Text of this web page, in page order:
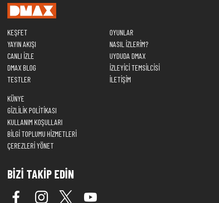
KEŞFET
YAYIN AKIŞI
CANLI İZLE
DMAX BLOG
TESTLER
OYUNLAR
NASIL İZLERİM?
UYDUDA DMAX
İZLEYİCİ TEMSİLCİSİ
İLETİŞİM
KÜNYE
GİZLİLİK POLİTİKASI
KULLANIM KOŞULLARI
BİLGİ TOPLUMU HİZMETLERİ
ÇEREZLERİ YÖNET
BİZİ TAKİP EDİN